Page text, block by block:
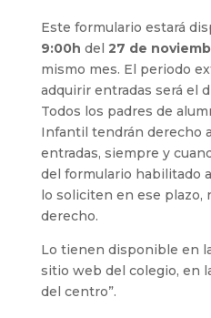
Este formulario estará
9:00h del 27 de
mismo mes. El periodo
adquirir entradas será el
Todos los padres de
Infantil tendrán derecho
entradas, siempre y
del formulario habilitado
lo soliciten en ese plazo,
derecho.
Lo tienen disponible en
sitio web del colegio, en
del centro”.